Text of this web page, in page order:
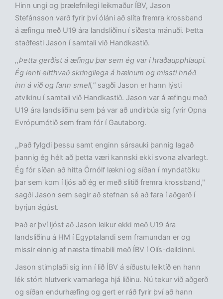
Hinn ungi og þrælefnilegi leikmaður ÍBV, Jason
Stefánsson varð fyrir því óláni að slíta fremra krossband
á æfingu með U19 ára landsliðinu í síðasta mánuði. Þetta
staðfesti Jason í samtali við Handkastið.
,,Þetta gerðist á æfingu þar sem ég var í hraðaupphlaupi.
Ég lenti eitthvað skringilega á hælnum og missti hnéð
inn á við og fann smell," sagði Jason er hann lýsti
atvikinu í samtali við Handkastið. Jason var á æfingu með
U19 ára landsliðinu sem þá var að undirbúa sig fyrir Opna
Evrópumótið sem fram fór í Gautaborg.
,,Það fylgdi þessu samt enginn sársauki þannig lagað
þannig ég hélt að þetta væri kannski ekki svona alvarlegt.
Ég fór síðan að hitta Örnólf lækni og síðan í myndatöku
þar sem kom í ljós að ég er með slitið fremra krossband,"
sagði Jason sem segir að stefnan sé að fara í aðgerð í
byrjun ágúst.
Það er því ljóst að Jason leikur ekki með U19 ára
landsliðinu á HM í Egyptalandi sem framundan er og
missir einnig af næsta tímabili með ÍBV í Olís-deildinni.
Jason stimplaði sig inn í lið ÍBV á síðustu leiktíð en hann
lék stórt hlutverk varnarlega hjá liðinu. Nú tekur við aðgerð
og síðan endurhæfing og gert er ráð fyrir því að hann